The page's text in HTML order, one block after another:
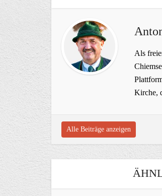
Als
Kirche,
Alle Beiträge anzeigen